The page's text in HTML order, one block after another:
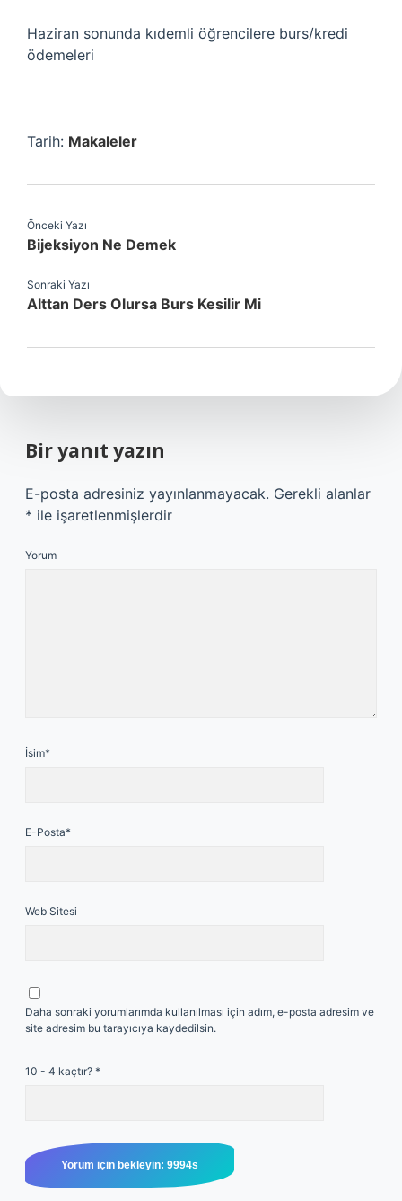
Haziran sonunda kıdemli öğrencilere burs/kredi
ödemeleri
Tarih: Makaleler
Önceki Yazı
Bijeksiyon Ne Demek
Sonraki Yazı
Alttan Ders Olursa Burs Kesilir Mi
Bir yanıt yazın
E-posta adresiniz yayınlanmayacak. Gerekli alanlar
* ile işaretlenmişlerdir
Yorum
İsim*
E-Posta*
Web Sitesi
Daha sonraki yorumlarımda kullanılması için adım, e-posta adresim ve
site adresim bu tarayıcıya kaydedilsin.
10 - 4 kaçtır? *